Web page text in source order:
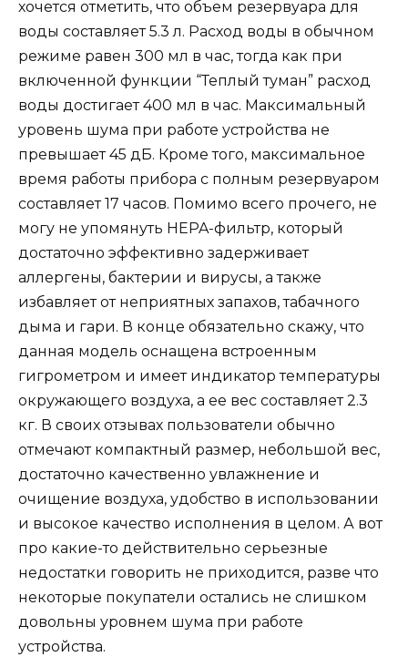
хочется отметить, что объем резервуара для
воды составляет 5.3 л. Расход воды в обычном
режиме равен 300 мл в час, тогда как при
включенной функции “Теплый туман” расход
воды достигает 400 мл в час. Максимальный
уровень шума при работе устройства не
превышает 45 дБ. Кроме того, максимальное
время работы прибора с полным резервуаром
составляет 17 часов. Помимо всего прочего, не
могу не упомянуть HEPA-фильтр, который
достаточно эффективно задерживает
аллергены, бактерии и вирусы, а также
избавляет от неприятных запахов, табачного
дыма и гари. В конце обязательно скажу, что
данная модель оснащена встроенным
гигрометром и имеет индикатор температуры
окружающего воздуха, а ее вес составляет 2.3
кг. В своих отзывах пользователи обычно
отмечают компактный размер, небольшой вес,
достаточно качественно увлажнение и
очищение воздуха, удобство в использовании
и высокое качество исполнения в целом. А вот
про какие-то действительно серьезные
недостатки говорить не приходится, разве что
некоторые покупатели остались не слишком
довольны уровнем шума при работе
устройства.